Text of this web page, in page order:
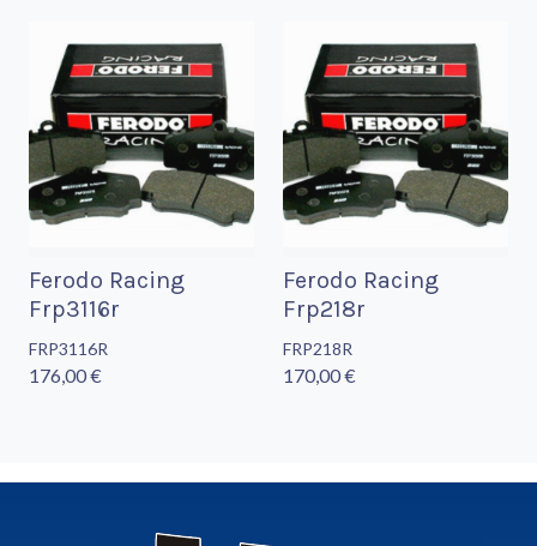
Ferodo Racing
Frp3116r
FRP3116R
176,00 €
Ferodo Racing
Frp218r
FRP218R
170,00 €